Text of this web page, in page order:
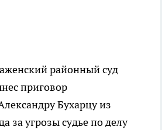
районный суд
приговор
Бухарцу из
за угрозы судье по делу